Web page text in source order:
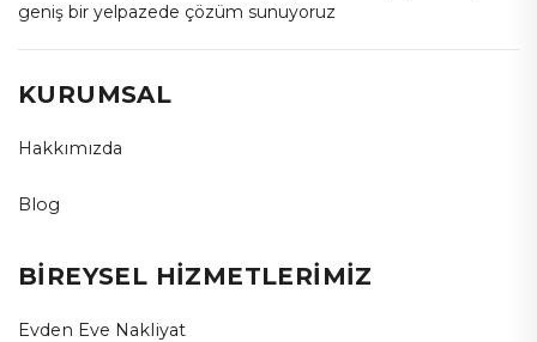
geniş bir yelpazede çözüm sunuyoruz
KURUMSAL
Hakkımızda
Blog
BİREYSEL HİZMETLERİMİZ
Evden Eve Nakliyat